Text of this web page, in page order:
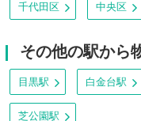
千代田区 中央区
その他の駅から
目黒駅 白金台駅
芝公園駅